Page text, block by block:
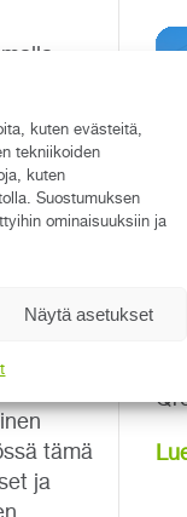
kuten evästeitä,
tekniikoiden
kuten
Suostumuksen
ominaisuuksiin ja
Näytä asetukset
ja
tämä
ja